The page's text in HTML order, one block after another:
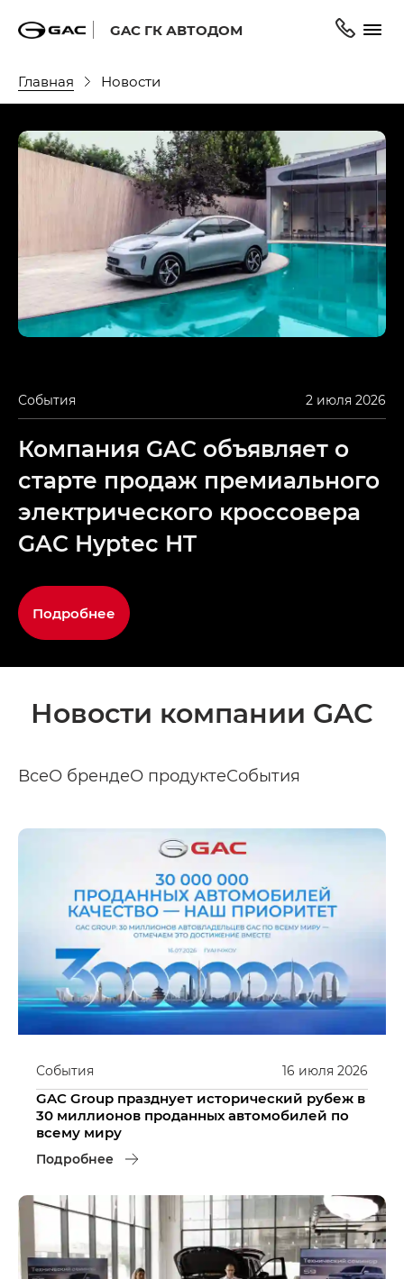
GAC ГК АВТОДОМ
Главная Новости
События 2 июля 2026
Компания GAC объявляет о
старте продаж премиального
электрического кроссовера
GAC Hyptec HT
Подробнее
Новости компании GAC
ВсеО брендеО продуктеСобытия
16 июля 2026
События
GAC Group празднует исторический рубеж в
30 миллионов проданных автомобилей по
всему миру
Подробнее